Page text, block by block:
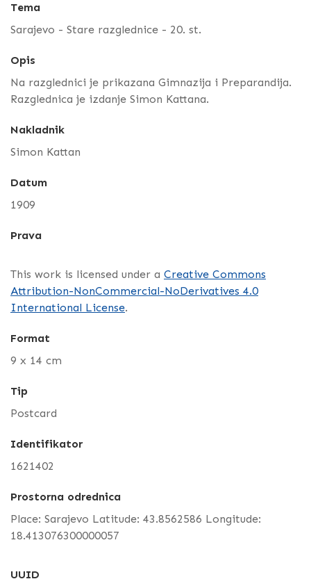
Tema
Sarajevo - Stare razglednice - 20. st.
Opis
Na razglednici je prikazana Gimnazija i Preparandija.
Razglednica je izdanje Simon Kattana.
Nakladnik
Simon Kattan
Datum
1909
Prava
This work is licensed under a Creative Commons
Attribution-NonCommercial-NoDerivatives 4.0
International License.
Format
9 x 14 cm
Tip
Postcard
Identifikator
1621402
Prostorna odrednica
Place: Sarajevo Latitude: 43.8562586 Longitude:
18.413076300000057
UUID